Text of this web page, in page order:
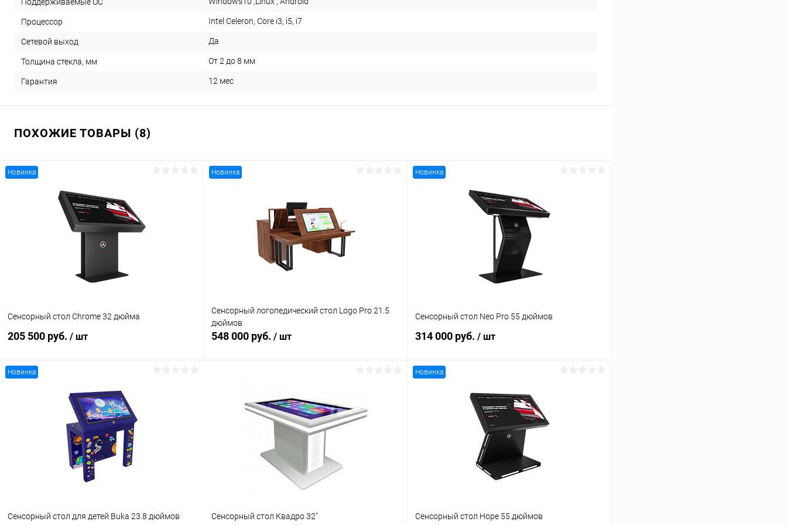
Поддерживаемые ОС
Процессор Intel Celeron, Core i3, i5, i7
Сетевой выход Да
Толщина стекла, мм От 2 до 8 мм
Гарантия 12 мес
ПОХОЖИЕ ТОВАРЫ (8)
Новинка
Сенсорный стол Chrome 32 дюйма
205 500 руб. / шт
Сравнение
Под заказ
Новинка
Сенсорный логопедический стол Logo Pro 21.5
дюймов
548 000 руб. / шт
Купить в 1 клик Сравнение
Новинка
Сенсорный стол Neo Pro 55 дюймов
314 000 руб. / шт
Купить в 1 клик Сравнение
Новинка
Сенсорный стол для детей Buka 23.8 дюймов Сенсорный стол Квадро 32"
Новинка
Сенсорный стол Hope 55 дюймов